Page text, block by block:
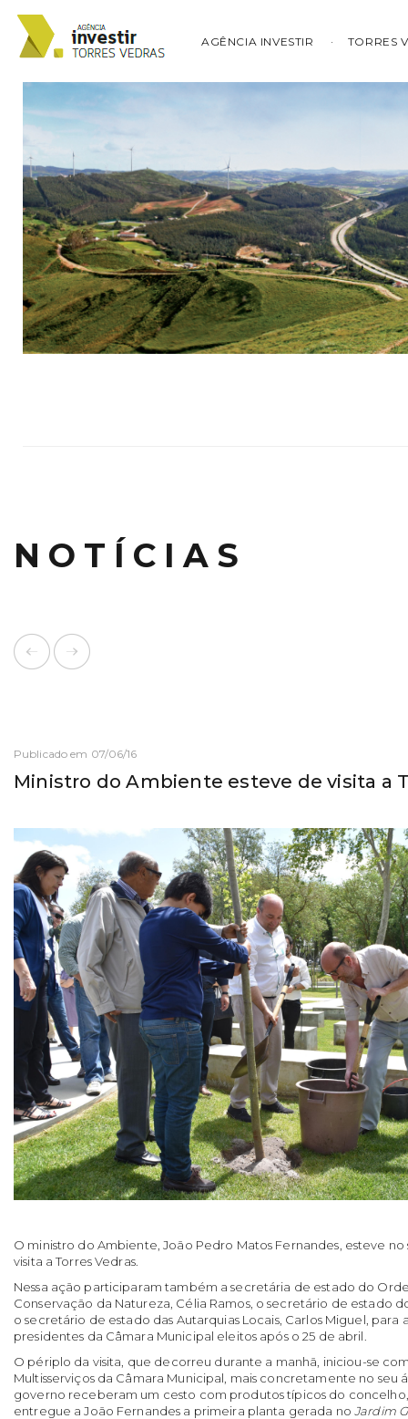
AGÊNCIA INVESTIR TORRES
NOTÍCIAS
Publicado em 07/06/16
Ministro do Ambiente esteve de visita a
O ministro do Ambiente, João Pedro Matos Fernandes, esteve
visita a Torres Vedras.
Nessa ação participaram também a secretária de estado do
Conservação da Natureza, Célia Ramos, o secretário de estado
o secretário de estado das Autarquias Locais, Carlos Miguel, para
presidentes da Câmara Municipal eleitos após o 25 de abril.
O périplo da visita, que decorreu durante a manhã, iniciou-se
Multisserviços da Câmara Municipal, mais concretamente no seu
governo receberam um cesto com produtos típicos do
entregue a João Fernandes a primeira planta gerada noJardim